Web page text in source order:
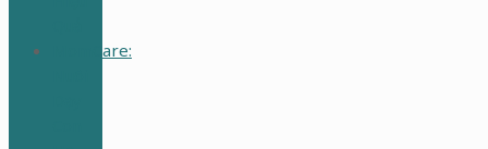
MomCare: